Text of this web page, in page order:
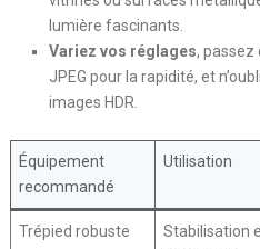
lumière fascinants.
Variez vos réglages, passez
JPEG pour la rapidité, et
images HDR.
Équipement
recommandé
Utilisation
Trépied robuste
Stabilisation